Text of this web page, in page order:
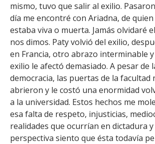
mismo, tuvo que salir al exilio.
día me encontré con Ariadna, de
estaba viva o muerta. Jamás olvidaré
nos dimos. Paty volvió del exilio,
en Francia, otro abrazo interminable y
exilio le afectó demasiado. A pesar de
democracia, las puertas de la facultad
abrieron y le costó una enormidad
a la universidad. Estos hechos me
esa falta de respeto, injusticias,
realidades que ocurrían en dictadura y
perspectiva siento que ésta todavía